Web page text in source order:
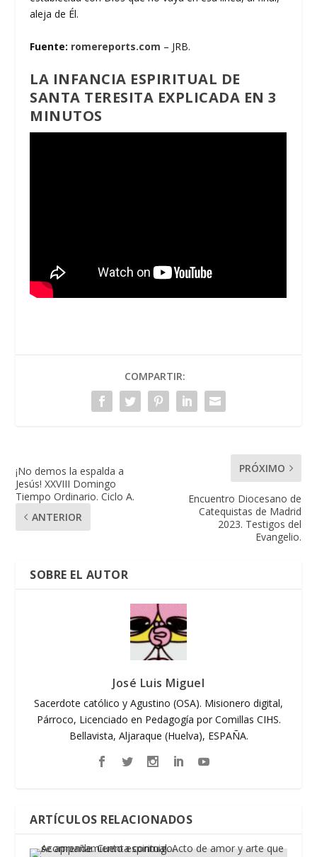
aleja de Él.
Fuente: romereports.com – JRB.
LA INFANCIA ESPIRITUAL DE
SANTA TERESITA EXPLICADA EN 3
MINUTOS
COMPARTIR:
¡No demos la espalda a
Jesús! XXVIII Domingo
Tiempo Ordinario. Ciclo A.
ANTERIOR
PRÓXIMO
Encuentro Diocesano de
Catequistas de Madrid
2023. Testigos del
Evangelio.
SOBRE EL AUTOR
José Luis Miguel
Sacerdote católico y Agustino (OSA). Misionero digital,
Párroco, Licenciado en Pedagogía por Comillas CIHS.
Bellavista, Aljaraque (Huelva), ESPAÑA.
ARTÍCULOS RELACIONADOS